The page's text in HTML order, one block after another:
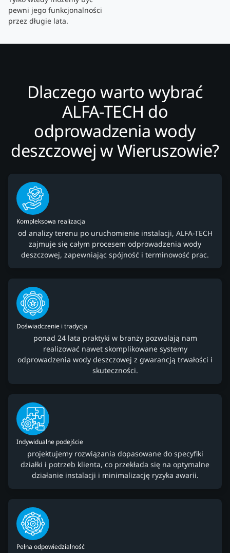
pewni jego funkcjonalności
przez długie lata.
Dlaczego warto wybrać
ALFA-TECH do
odprowadzenia wody
deszczowej w Wieruszowie?
Kompleksowa realizacja
od analizy terenu po uruchomienie instalacji, ALFA-TECH
zajmuje się całym procesem odprowadzenia wody
deszczowej, zapewniając spójność i terminowość prac.
Doświadczenie i tradycja
ponad 24 lata praktyki w branży pozwalają nam
realizować nawet skomplikowane systemy
odprowadzenia wody deszczowej z gwarancją trwałości i
skuteczności.
Indywidualne podejście
projektujemy rozwiązania dopasowane do specyfiki
działki i potrzeb klienta, co przekłada się na optymalne
działanie instalacji i minimalizację ryzyka awarii.
Pełna odpowiedzialność